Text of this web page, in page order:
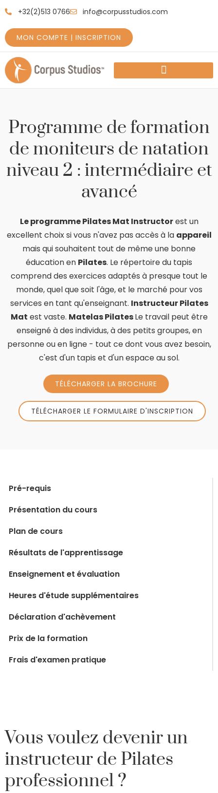
+32(2)513 0766 info@corpusstudios.com
MON COMPTE | INSCRIPTION
Programme de formation
de moniteurs de natation
niveau 2 : intermédiaire et
avancé
Le programme Pilates Mat Instructorest un
excellent choix si vous n'avez pas accès à la appareil
mais qui souhaitent tout de même une bonne
éducation en Pilates. Le répertoire du tapis
comprend des exercices adaptés à presque tout le
monde, quel que soit l'âge, et le marché pour vos
services en tant qu'enseignant. Instructeur Pilates
Mat est vaste. Matelas PilatesLe travail peut être
enseigné à des individus, à des petits groupes, en
personne ou en ligne - tout ce dont vous avez besoin,
c'est d'un tapis et d'un espace au sol.
TÉLÉCHARGER LA BROCHURE
TÉLÉCHARGER LE FORMULAIRE D'INSCRIPTION
Pré-requis
Présentation du cours
Plan de cours
Résultats de l'apprentissage
Enseignement et évaluation
Heures d'étude supplémentaires
Déclaration d'achèvement
Prix de la formation
Frais d'examen pratique
Vous voulez devenir un
instructeur de Pilates
professionnel ?